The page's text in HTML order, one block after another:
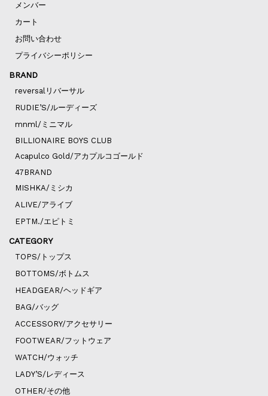
メンバー
カート
お問い合わせ
プライバシーポリシー
BRAND
reversalリバーサル
RUDIE’S/ルーディーズ
mnml/ミニマル
BILLIONAIRE BOYS CLUB
Acapulco Gold/アカプルコゴールド
47BRAND
MISHKA/ミシカ
ALIVE/アライブ
EPTM./エピトミ
CATEGORY
TOPS/トップス
BOTTOMS/ボトムス
HEADGEAR/ヘッドギア
BAG/バッグ
ACCESSORY/アクセサリー
FOOTWEAR/フットウェア
WATCH/ウォッチ
LADY’S/レディース
OTHER/その他